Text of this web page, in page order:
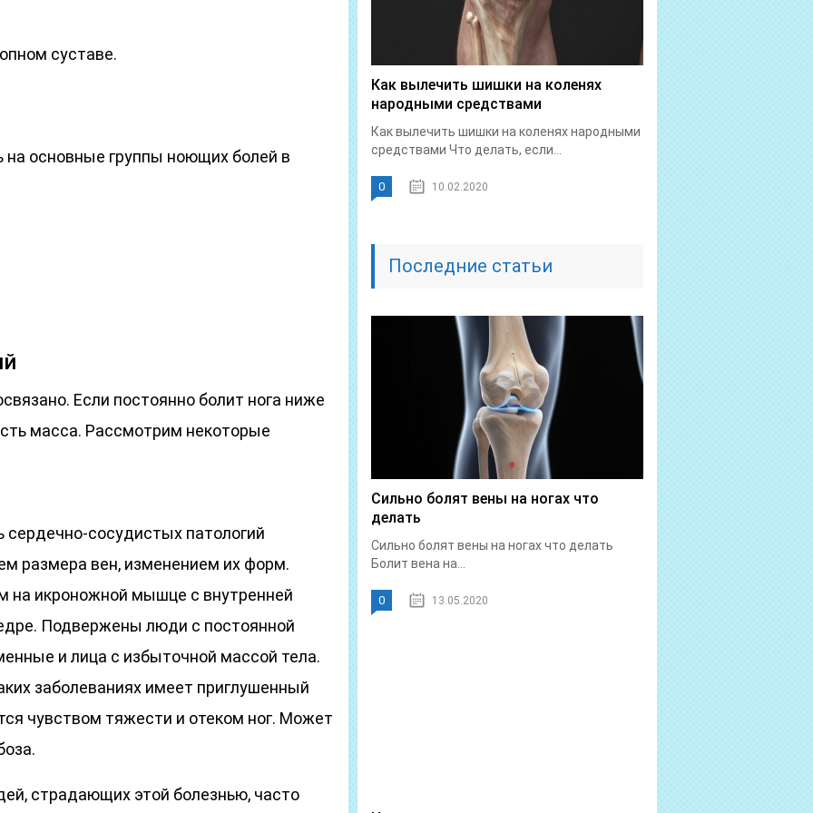
суставе.
основные группы ноющих болей в
Если постоянно болит нога ниже
масса. Рассмотрим некоторые
сердечно-сосудистых патологий
размера вен, изменением их форм.
на икроножной мышце с внутренней
Подвержены люди с постоянной
и лица с избыточной массой тела.
заболеваниях имеет приглушенный
чувством тяжести и отеком ног. Может
страдающих этой болезнью, часто
Как вылечить шишки на коленях
народными средствами
Как вылечить шишки на коленях народными
средствами Что делать, если...
0 10.02.2020
Последние статьи
Сильно болят вены на ногах что
делать
Сильно болят вены на ногах что делать
Болит вена на...
0 13.05.2020